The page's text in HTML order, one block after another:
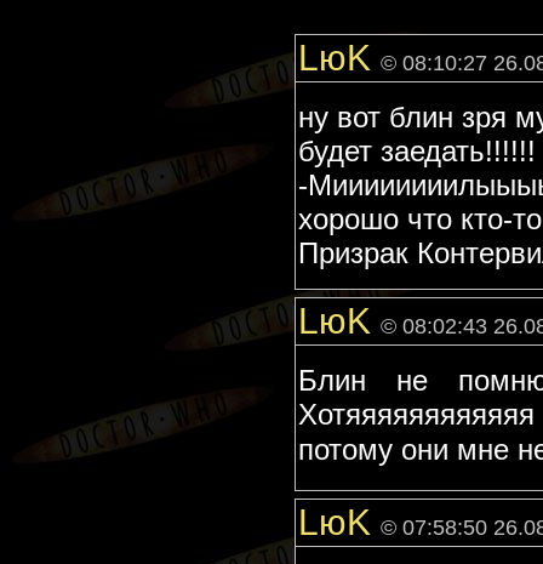
LюK © 08:10:27
ну вот блин зря
будет заедать!!!!!!
-
хорошо что кто-
Призрак
LюK © 08:02:43
Блин не
потому они мне
LюK © 07:58:50